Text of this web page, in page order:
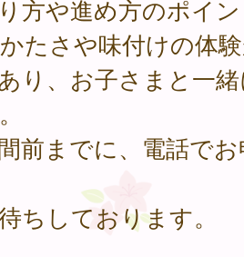
方や進め方のポイ
たさや味付けの体
り、お子さまと一
前までに、電話で
ちしております。